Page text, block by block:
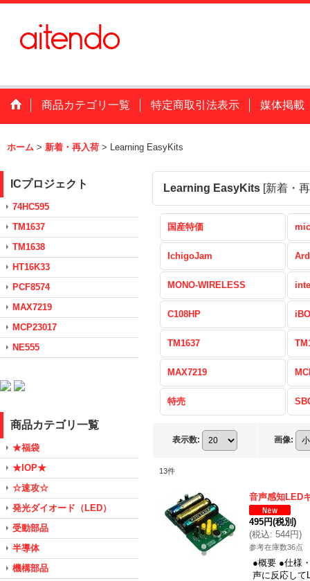
商品カテゴリ一覧 特定商取引法表示 媒体掲載
ホーム > 新着・再入荷 > Learning EasyKits
ICプロジェクト
74HC595
TM1637
TM1638
HT16K33
PCF8574
MAX7219
MCP23017
NE555
商品カテゴリ一覧
★福袋
★IOP★
☆速攻☆
発光ダイオード（LED）
受動部品
半導体
機構部品
Learning EasyKits [新着・
国産特価
IchigoJam
MONO-WIRELESS
C108HP
TM1637
MAX7219
特売
表示数: 画像:
13件
音声感知LED
495円(税別)
(税込: 544円)
参考在庫数36点
●概要 ●仕様
声に反応して